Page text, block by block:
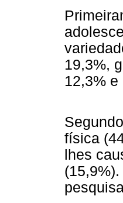
19,3%,
12,3%
física
lhes